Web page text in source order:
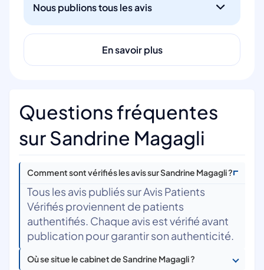
Nous publions tous les avis
En savoir plus
Questions fréquentes
sur Sandrine Magagli
Comment sont vérifiés les avis sur Sandrine Magagli ?
Tous les avis publiés sur Avis Patients
Vérifiés proviennent de patients
authentifiés. Chaque avis est vérifié avant
publication pour garantir son authenticité.
Où se situe le cabinet de Sandrine Magagli ?